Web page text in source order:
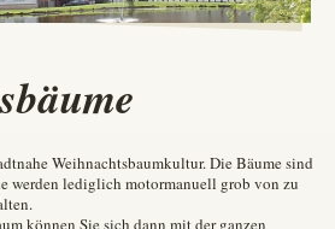
Weihnachtsbaumkultur. Die Bäume sind
werden lediglich motormanuell grob von zu